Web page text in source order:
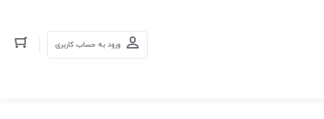
ورود به حساب کاربری